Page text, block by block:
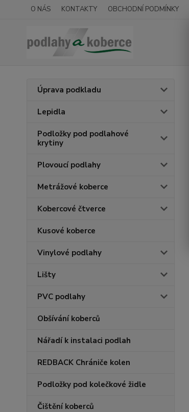
O NÁS KONTAKTY OBCHODNÍ PODMÍNKY
Úprava podkladu
Lepidla
Podložky pod podlahové
krytiny
Plovoucí podlahy
Metrážové koberce
Kobercové čtverce
Kusové koberce
Vinylové podlahy
Lišty
PVC podlahy
Obšívání koberců
Nářadí k instalaci podlah
REDBACK Chrániče kolen
Podložky pod kolečkové židle
Čištění koberců